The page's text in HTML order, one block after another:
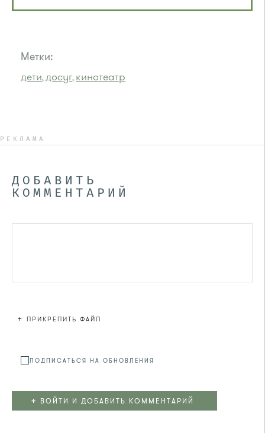
Метки:
дети,досуг, кинотеатр
РЕКЛАМА
ДОБАВИТЬ
КОММЕНТАРИЙ
+ ПРИКРЕПИТЬ ФАЙЛ
ПОДПИСАТЬСЯ НА ОБНОВЛЕНИЯ
+ ВОЙТИ И ДОБАВИТЬ КОММЕНТАРИЙ